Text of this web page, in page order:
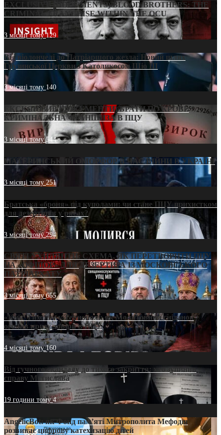
EXCLUSIVE (DOCUMENTS)/BLOOD BROTHERS: THE
CRIMINAL FRANCHISE WITHIN THE OCU
3 місяці тому129
Від віолончелі до Патріаршого жезла: Новий шлях
Грузинської Церкви з Католикосом Шіо III
3 місяці тому 140
ЕКСКЛЮЗИВ (ДОКУМЕНТИ)/БРАТИ ПО КРОВІ:
КРИМІНАЛЬНА ФРАНШИЗА В ПЦУ
3 місяці тому544
МАТЕРИНСЬКИЙ ОМОРФОР В ЧАС ВІЙНИ В УКРАЇНІ
3 місяці тому251
Братська «броня» під куполами: чи стане ПЦУ прихистком
для дезертирів у рясах?
3 місяці тому294
СВЯТІ УХИЛЯНТИ: СХЕМА, ЯК ПЕРЕТВОРИТИ ПЦУ
НА «ОФШОР» ДЛЯ ДЕЗЕРТИРА ІЗ МОСКОВСЬКОГО
ПАТРІАРХАТУ
3 місяці тому655
«Кейс Тихона» у Тернополі: як Молитовний сніданок
оголив кризу довіри в ПЦУ
4 місяці тому160
Від гучного скандалу до тихого закриття: хто зупинив
справу Мстислава
19 години тому4
AngelicBot: як Фонд пам’яті Митрополита Мефодія
розвиває цифрову катехизацію дітей